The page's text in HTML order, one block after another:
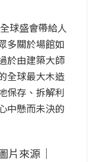
球盛會帶給人
多關於場館如
於由建築大師
全球最大木造
保存、拆解利
中懸而未決的